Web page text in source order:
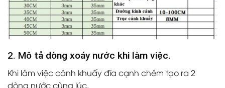
2. Mô tả dòng xoáy nước khi làm việc.
Khi làm việc cánh khuấy đĩa cạnh chém tạo ra 2
dòng nước cùng lúc.